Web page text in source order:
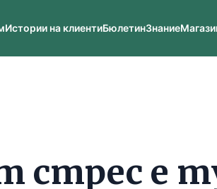
Истории на клиентиБюлетинЗнание
стрес е